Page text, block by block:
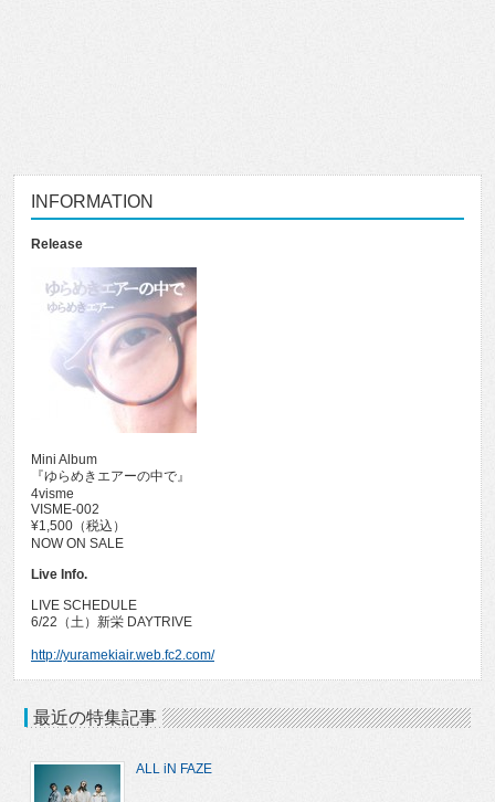
INFORMATION
Release
Mini Album
『ゆらめきエアーの中で』
4visme
VISME-002
¥1,500（税込）
NOW ON SALE
Live Info.
LIVE SCHEDULE
6/22（土）新栄 DAYTRIVE
http://yuramekiair.web.fc2.com/
最近の特集記事
ALL iN FAZE